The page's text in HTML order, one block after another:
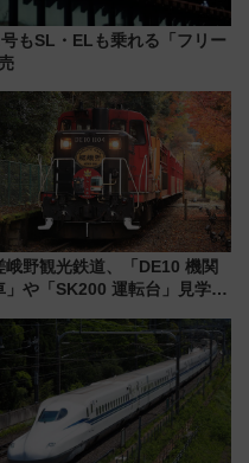
もSL・ELも乗れる「フリー
峨野観光鉄道、「DE10 機関
」や「SK200 運転台」見学ツ
トの一環で激レア体験できちゃ
かも 参加方法やスケジュール
をご紹介